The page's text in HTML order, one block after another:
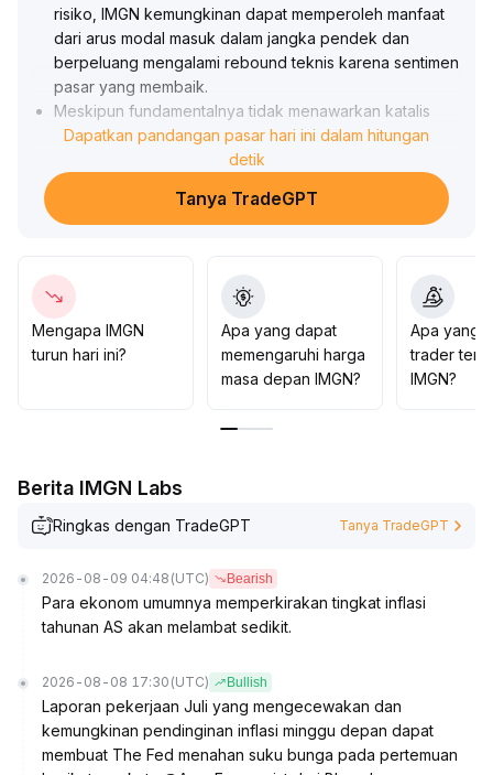
risiko, IMGN kemungkinan dapat memperoleh manfaat
dari arus modal masuk dalam jangka pendek dan
berpeluang mengalami rebound teknis karena sentimen
pasar yang membaik.
Meskipun fundamentalnya tidak menawarkan katalis
positif langsung, limpahan likuiditas dan rotasi sektor
dapat membantu memicu minat beli
Disarankan agar investor memantau dengan cermat
perubahan volume transaksi di masa mendatang serta
atas moving average jangka menengah-pendek, hal ini
dapat dianggap sebagai sinyal beli; sebaliknya, jika
menembus level support penting, harus waspada
terhadap risiko koreksi sentimen.
Dapatkan pandangan pasar hari ini dalam hitungan
detik
Tanya TradeGPT
Mengapa IMGN
turun hari ini?
Apa yang dapat
memengaruhi harga
masa depan IMGN?
Apa yang
trader
IMGN?
Berita IMGN Labs
Ringkas dengan TradeGPT Tanya TradeGPT
2026-08-09 04:48 (UTC) Bearish
Para ekonom umumnya memperkirakan tingkat inflasi
tahunan AS akan melambat sedikit.
2026-08-08 17:30 (UTC) Bullish
Laporan pekerjaan Juli yang mengecewakan dan
kemungkinan pendinginan inflasi minggu depan dapat
membuat The Fed menahan suku bunga pada pertemuan